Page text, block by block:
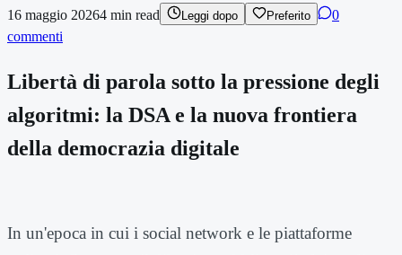
16 maggio 20264 min read Leggi dopo Preferito
0
commenti
Libertà di parola sotto la pressione degli
algoritmi: la DSA e la nuova frontiera
della democrazia digitale
In un'epoca in cui i social network e le piattaforme